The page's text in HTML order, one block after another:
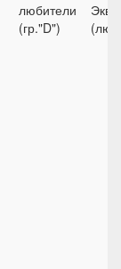
любители
(гр."D")